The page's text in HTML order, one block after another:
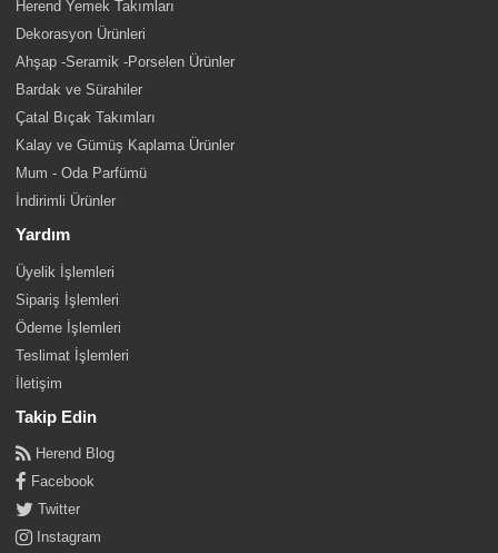
Herend Yemek Takımları
Dekorasyon Ürünleri
Ahşap -Seramik -Porselen Ürünler
Bardak ve Sürahiler
Çatal Bıçak Takımları
Kalay ve Gümüş Kaplama Ürünler
Mum - Oda Parfümü
İndirimli Ürünler
Yardım
Üyelik İşlemleri
Sipariş İşlemleri
Ödeme İşlemleri
Teslimat İşlemleri
İletişim
Takip Edin
Herend Blog
Facebook
Twitter
Instagram